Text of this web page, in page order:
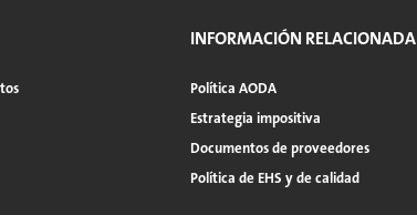
INFORMACIÓN RELACIONADA
Política AODA
Estrategia impositiva
Documentos de proveedores
Política de EHS y de calidad